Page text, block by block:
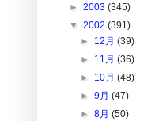
► 2003 (345)
▼ 2002 (391)
► 12月(39)
► 11月(36)
► 10月(48)
►9月(47)
►8月(50)